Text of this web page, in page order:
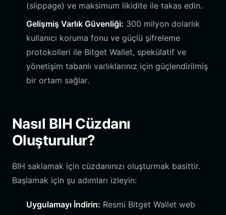
(slippage) ve maksimum likidite ile takas edin.
Gelişmiş Varlık Güvenliği: 300 milyon dolarlık
kullanıcı koruma fonu ve güçlü şifreleme
protokolleri ile Bitget Wallet, spekülatif ve
yönetişim tabanlı varlıklarınız için güçlendirilmiş
bir ortam sağlar.
Nasıl BIH Cüzdanı
Oluşturulur?
BIH saklamak için cüzdanınızı oluşturmak basittir.
Başlamak için şu adımları izleyin:
Uygulamayı İndirin: Resmi Bitget Wallet web